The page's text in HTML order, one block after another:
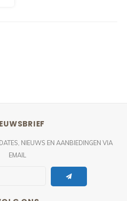
NIEUWS EN AANBIEDINGEN VIA
EMAIL